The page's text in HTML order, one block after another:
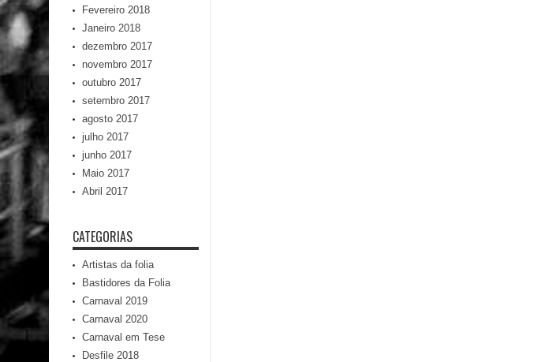
Fevereiro 2018
Janeiro 2018
dezembro 2017
novembro 2017
outubro 2017
setembro 2017
agosto 2017
julho 2017
junho 2017
Maio 2017
Abril 2017
CATEGORIAS
Artistas da folia
Bastidores da Folia
Carnaval 2019
Carnaval 2020
Carnaval em Tese
Desfile 2018